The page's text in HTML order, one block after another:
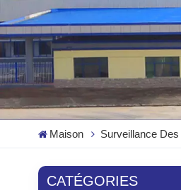
Maison Surveillance Des
CATÉGORIES